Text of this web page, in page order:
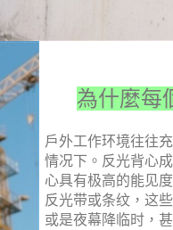
為什麼每
戶外工作环境往往
情况下。反光背心
心具有极高的能见
反光带或条纹，这
或是夜幕降临时，